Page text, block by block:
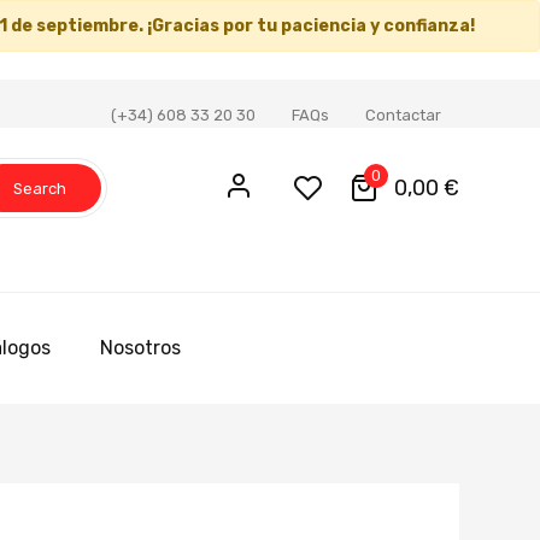
de septiembre. ¡Gracias por tu paciencia y confianza!
(+34) 608 33 20 30 FAQs Contactar
Search
0 0,00 €
Nosotros